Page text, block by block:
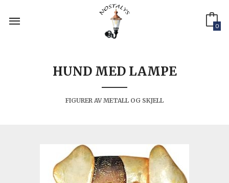
innholdet
0
HUND MED LAMPE
FIGURER AV METALL OG SKJELL